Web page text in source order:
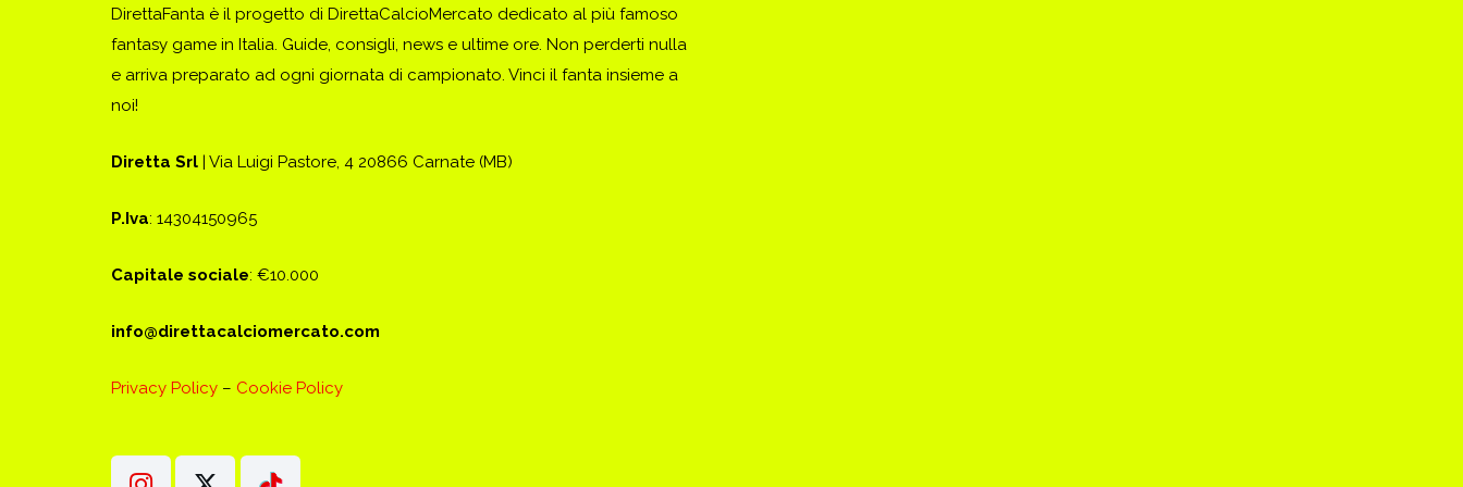
DirettaFanta è il progetto di DirettaCalcioMercato dedicato al più famoso
fantasy game in Italia. Guide, consigli, news e ultime ore. Non perderti nulla
e arriva preparato ad ogni giornata di campionato. Vinci il fanta insieme a
noi!
Diretta Srl | Via Luigi Pastore, 4 20866 Carnate (MB)
P.Iva: 14304150965
Capitale sociale: €10.000
info@direttacalciomercato.com
Privacy Policy – Cookie Policy